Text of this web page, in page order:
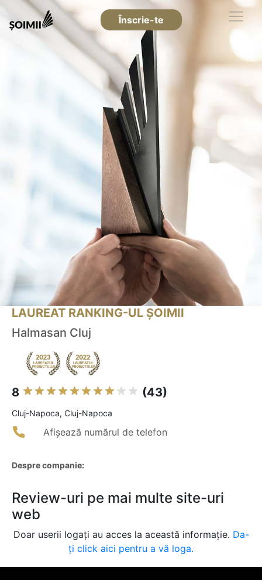
Înscrie-te
LAUREAT RANKING-UL ȘOIMII
Halmasan Cluj
8 (43)
Cluj-Napoca, Cluj-Napoca
Afișează numărul de telefon
Despre companie:
Review-uri pe mai multe site-uri
web
Doar userii logați au acces la această informație. Da-
ți click aici pentru a vă loga.